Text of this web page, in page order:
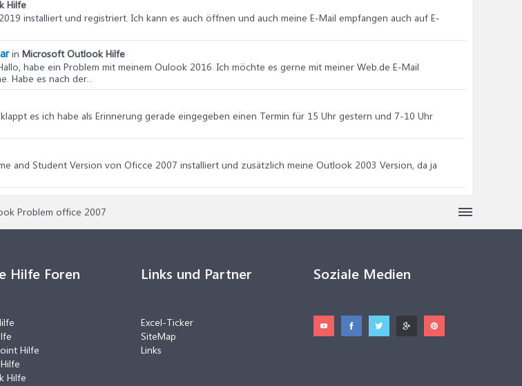
Hilfe
installiert und registriert. Ich kann es auch öffnen und auch meine E-Mail empfangen auch auf E-
in Microsoft Outlook Hilfe
habe ein Problem mit meinem Oulook 2016. Ich möchte es gerne mit meiner Web.de E-Mail
Habe es nach der...
es ich habe als Erinnerung gerade eingegeben einen Termin für 15 Uhr gestern und 7-10 Uhr
and Student Version von Oficce 2007 installiert und zusätzlich meine Outlook 2003 Version, da ja
Problem office 2007
Hilfe Foren
Hilfe
Hilfe
Links und Partner
Excel-Ticker
SiteMap
Links
Soziale Medien